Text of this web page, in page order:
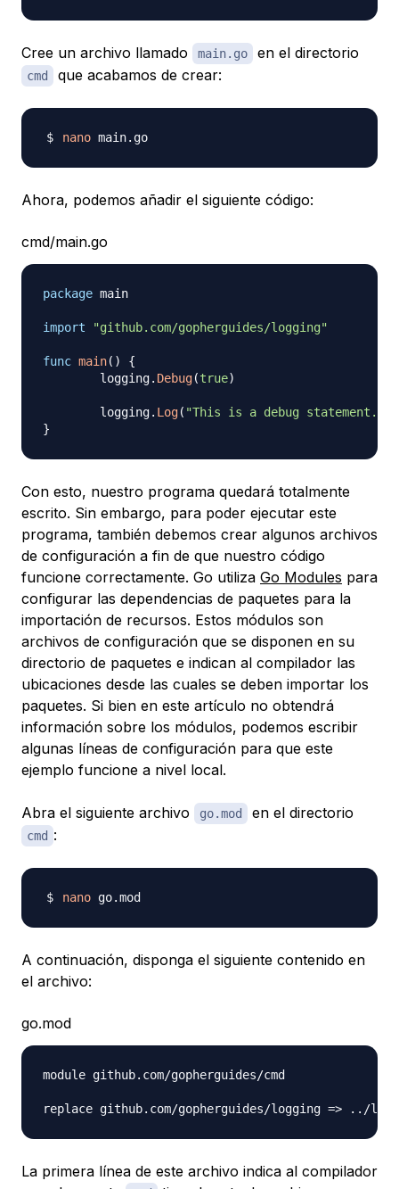
Cree un archivo llamado main.go en el directorio
cmd que acabamos de crear:
nano
Ahora, podemos añadir el siguiente código:
cmd/main.go
package main
import "github.com/gopherguides/logging"
func main( )
{
	logging
. Debug(true)
	logging
. Log( "This is a debug statement..."
}
Con esto, nuestro programa quedará totalmente
escrito. Sin embargo, para poder ejecutar este
programa, también debemos crear algunos archivos
de configuración a fin de que nuestro código
funcione correctamente. Go utiliza Go Modules para
configurar las dependencias de paquetes para la
importación de recursos. Estos módulos son
archivos de configuración que se disponen en su
directorio de paquetes e indican al compilador las
ubicaciones desde las cuales se deben importar los
paquetes. Si bien en este artículo no obtendrá
información sobre los módulos, podemos escribir
algunas líneas de configuración para que este
ejemplo funcione a nivel local.
Abra el siguiente archivo go.mod en el directorio
cmd :
nano
A continuación, disponga el siguiente contenido en
el archivo:
go.mod
module github.com/gopherguides/cmd
La primera línea de este archivo indica al compilador